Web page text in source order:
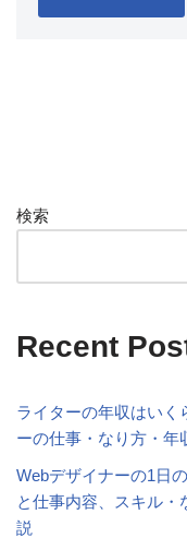
検索
Recent
ライターの年収はいく
ーの仕事・なり方・年
Webデザイナーの1日
と仕事内容、スキル
説